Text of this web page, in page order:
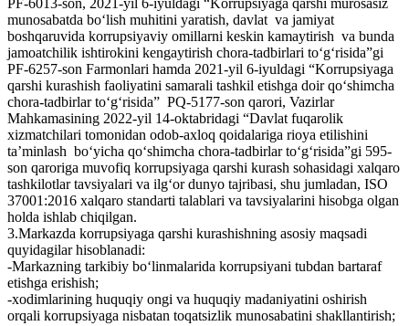
PF-6013-son, 2021-yil 6-iyuldagi “Korrupsiyaga qarshi murosasiz
munosabatda bo‘lish muhitini yaratish, davlat va jamiyat
boshqaruvida korrupsiyaviy omillarni keskin kamaytirish va bunda
jamoatchilik ishtirokini kengaytirish chora-tadbirlari to‘g‘risida”gi
PF-6257-son Farmonlari hamda 2021-yil 6-iyuldagi “Korrupsiyaga
qarshi kurashish faoliyatini samarali tashkil etishga doir qo‘shimcha
chora-tadbirlar to‘g‘risida” PQ-5177-son qarori, Vazirlar
Mahkamasining 2022-yil 14-oktabridagi “Davlat fuqarolik
xizmatchilari tomonidan odob-axloq qoidalariga rioya etilishini
ta’minlash bo‘yicha qo‘shimcha chora-tadbirlar to‘g‘risida”gi 595-
son qaroriga muvofiq korrupsiyaga qarshi kurash sohasidagi xalqaro
tashkilotlar tavsiyalari va ilg‘or dunyo tajribasi, shu jumladan, ISO
37001:2016 xalqaro standarti talablari va tavsiyalarini hisobga olgan
holda ishlab chiqilgan.
3.Markazda korrupsiyaga qarshi kurashishning asosiy maqsadi
quyidagilar hisoblanadi:
-Markazning tarkibiy bo‘linmalarida korrupsiyani tubdan bartaraf
etishga erishish;
-xodimlarining huquqiy ongi va huquqiy madaniyatini oshirish
orqali korrupsiyaga nisbatan toqatsizlik munosabatini shakllantirish;